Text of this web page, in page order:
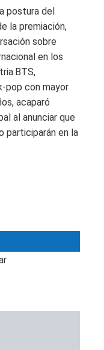
postura del
la premiación,
sobre
en los
pop con mayor
acaparó
al anunciar que
participarán en la